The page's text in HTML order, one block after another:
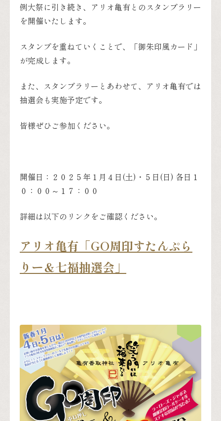
例大祭に引き続き、アリオ亀有とのスタンプラリー
を開催いたします。
スタンプを重ねていくことで、「御朱印風カード」
が完成します。
また、スタンプラリーとあわせて、アリオ亀有では
抽選会も実施予定です。
皆様ぜひご参加ください。
開催日：２０２５年１月４日(土)・５日(日) 各日１
０：００～１７：００
詳細は以下のリンクをご確認ください。
アリオ亀有「GO周印すたんぷら
りー＆七福抽選会」